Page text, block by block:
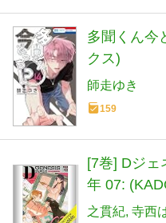
多聞くん今
クス)
師走ゆき
159
[7巻] Dジェ
年 07:
之貫紀 寺西